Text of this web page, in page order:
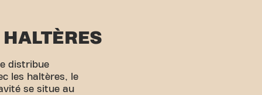
distribue
les haltères, le
se situe au